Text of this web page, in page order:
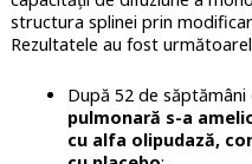
structura splinei prin
Rezultatele au fost
După 52 de
pulmonară s-a
cu alfa olipudază,